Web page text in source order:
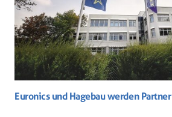
Euronics und Hagebau werden Partner